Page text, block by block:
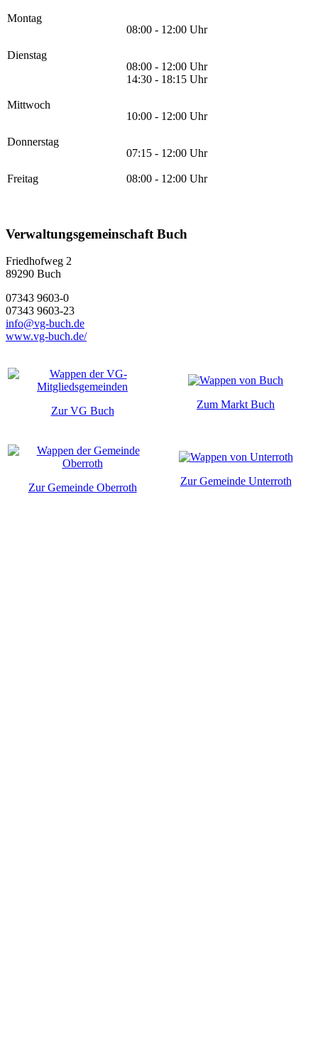
Montag
08:00 - 12:00 Uhr
Dienstag
08:00 - 12:00 Uhr
14:30 - 18:15 Uhr
Mittwoch
10:00 - 12:00 Uhr
Donnerstag
07:15 - 12:00 Uhr
Freitag 08:00 - 12:00 Uhr
Verwaltungsgemeinschaft Buch
Friedhofweg 2
89290 Buch
07343 9603-0
07343 9603-23
info@vg-buch.de
www.vg-buch.de/
Zur VG Buch
Zum Markt Buch
Zur Gemeinde Oberroth
Zur Gemeinde Unterroth